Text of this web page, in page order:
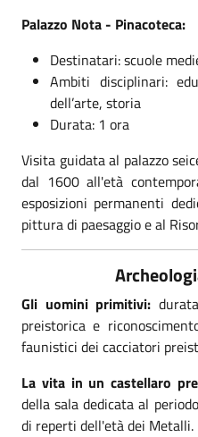
Palazzo Nota - Pinacoteca:
Destinatari: scuole
Ambiti disciplinari:
dell’arte, storia
Durata: 1 ora
Visita guidata al palazzo
dal 1600 all'età
esposizioni permanenti
pittura di paesaggio e al
Gli uomini primitivi:
preistorica e
faunistici dei cacciatori
La vita in un castellaro
della sala dedicata al
di reperti dell'età dei Metalli.